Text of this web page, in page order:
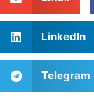
LinkedIn
Telegram